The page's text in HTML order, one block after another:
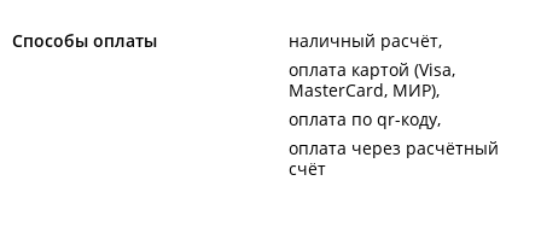
Способы оплаты
наличный расчёт
оплата картой (Visa,
MasterCard, МИР)
оплата по qr-коду
оплата через расчётный
счёт